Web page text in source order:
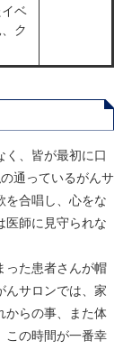
イベ
ク
く、皆が最初に口
通っているがんサ
を合唱し、心をな
医師に見守られな
った患者さんが帽
んサロンでは、家
からの事、また体
この時間が一番幸